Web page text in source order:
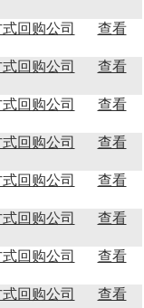
回购公司
查看
回购公司
查看
回购公司
查看
回购公司
查看
回购公司
查看
回购公司
查看
回购公司
查看
回购公司
查看